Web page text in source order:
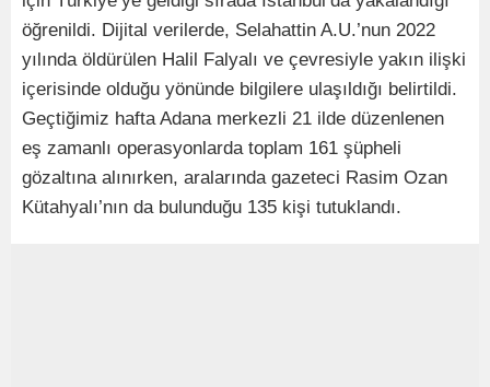
öğrenildi. Dijital verilerde, Selahattin A.U.’nun 2022
yılında öldürülen Halil Falyalı ve çevresiyle yakın ilişki
içerisinde olduğu yönünde bilgilere ulaşıldığı belirtildi.
Geçtiğimiz hafta Adana merkezli 21 ilde düzenlenen
eş zamanlı operasyonlarda toplam 161 şüpheli
gözaltına alınırken, aralarında gazeteci Rasim Ozan
Kütahyalı’nın da bulunduğu 135 kişi tutuklandı.